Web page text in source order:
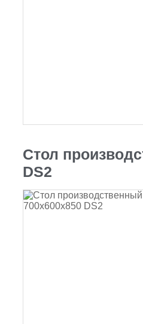
Стол
DS2